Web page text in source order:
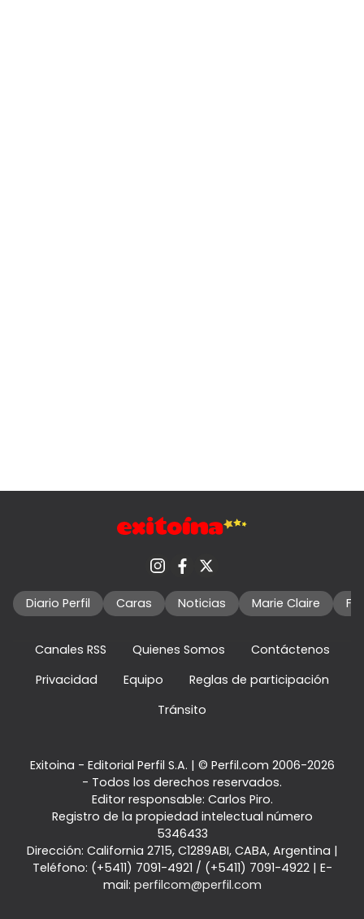
Diario Perfil Caras Noticias Marie Claire
Canales RSS Quienes Somos
Contáctenos
Privacidad
Equipo
Reglas de participación
Tránsito
Exitoina - Editorial Perfil S.A. | © Perfil.com 2006-2026
- Todos los derechos reservados.
Editor responsable: Carlos Piro.
Registro de la propiedad intelectual número
5346433
Dirección: California 2715, C1289ABI, CABA, Argentina |
Teléfono: (+5411) 7091-4921 / (+5411) 7091-4922| E-
mail: perfilcom@perfil.com